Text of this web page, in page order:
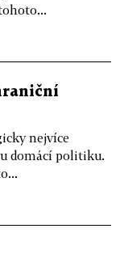
nejvíce
domácí politiku.